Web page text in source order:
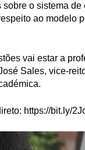
o sistema de
ao modelo
vai estar a
Sales, vice-
https://bit.ly/